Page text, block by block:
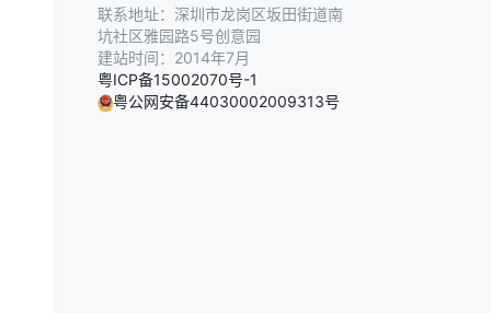
联系地址：深圳市龙岗区坂田街道南
坑社区雅园路5号创意园
建站时间：2014年7月
粤ICP备15002070号-1
粤公网安备44030002009313号